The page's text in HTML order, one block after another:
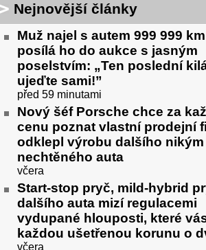
Nejnovější články
Muž najel s autem 999 999
posílá ho do aukce s jasným
poselstvím: „Ten poslední
ujeďte sami!”
před 59 minutami
Nový šéf Porsche chce za
cenu poznat vlastní prodejní
odklepl výrobu dalšího nikým
nechtěného auta
včera
Start-stop pryč, mild-hybrid
dalšího auta mizí regulacemi
vydupané hlouposti, které
každou ušetřenou korunu o
včera